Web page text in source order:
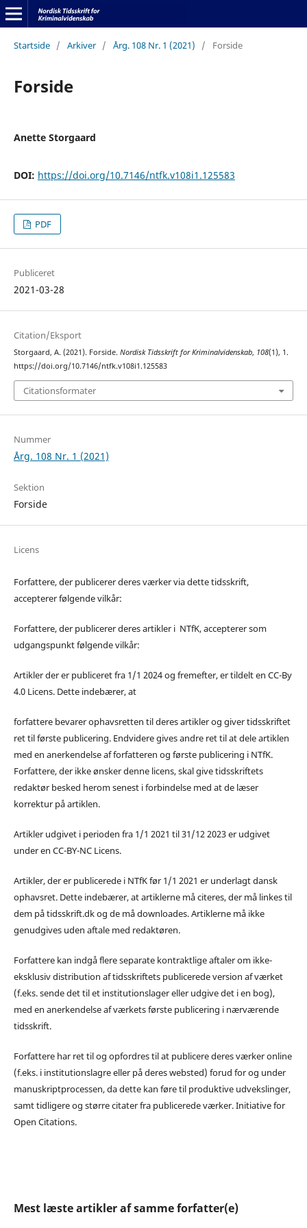
Startside / Arkiver / Årg. 108 Nr. 1 (2021) / Forside
Forside
Anette Storgaard
DOI: https://doi.org/10.7146/ntfk.v108i1.125583
PDF
Publiceret
2021-03-28
Citation/Eksport
Storgaard, A. (2021). Forside. Nordisk Tidsskrift for Kriminalvidenskab, 108(1), 1.
https://doi.org/10.7146/ntfk.v108i1.125583
Citationsformater
Nummer
Årg. 108 Nr. 1 (2021)
Sektion
Forside
Licens
Forfattere, der publicerer deres værker via dette tidsskrift,
accepterer følgende vilkår:
Forfattere, der publicerer deres artikler i NTfK, accepterer som
udgangspunkt følgende vilkår:
Artikler der er publiceret fra 1/1 2024 og fremefter, er tildelt en CC-By
4.0 Licens. Dette indebærer, at
forfattere bevarer ophavsretten til deres artikler og giver tidsskriftet
ret til første publicering. Endvidere gives andre ret til at dele artiklen
med en anerkendelse af forfatteren og første publicering i NTfK.
Forfattere, der ikke ønsker denne licens, skal give tidsskriftets
redaktør besked herom senest i forbindelse med at de læser
korrektur på artiklen.
Artikler udgivet i perioden fra 1/1 2021 til 31/12 2023 er udgivet
under en CC-BY-NC Licens.
Artikler, der er publicerede i NTfK før 1/1 2021 er underlagt dansk
ophavsret. Dette indebærer, at artiklerne må citeres, der må linkes til
dem på tidsskrift.dk og de må downloades. Artiklerne må ikke
genudgives uden aftale med redaktøren.
Forfattere kan indgå flere separate kontraktlige aftaler om ikke-
eksklusiv distribution af tidsskriftets publicerede version af værket
(f.eks. sende det til et institutionslager eller udgive det i en bog),
med en anerkendelse af værkets første publicering i nærværende
tidsskrift.
Forfattere har ret til og opfordres til at publicere deres værker online
(f.eks. i institutionslagre eller på deres websted) forud for og under
manuskriptprocessen, da dette kan føre til produktive udvekslinger,
samt tidligere og større citater fra publicerede værker. Initiative for
Open Citations.
Mest læste artikler af samme forfatter(e)